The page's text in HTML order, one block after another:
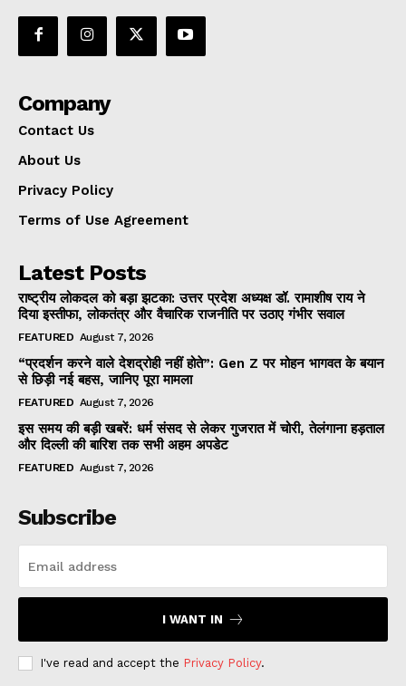
Company
Contact Us
About Us
Privacy Policy
Terms of Use Agreement
Latest Posts
राष्ट्रीय लोकदल को बड़ा झटका: उत्तर प्रदेश अध्यक्ष डॉ. रामाशीष राय ने
दिया इस्तीफा, लोकतंत्र और वैचारिक राजनीति पर उठाए गंभीर सवाल
FEATURED August 7, 2026
“प्रदर्शन करने वाले देशद्रोही नहीं होते”: Gen Z पर मोहन भागवत के बयान
से छिड़ी नई बहस, जानिए पूरा मामला
FEATURED August 7, 2026
इस समय की बड़ी खबरें: धर्म संसद से लेकर गुजरात में चोरी, तेलंगाना हड़ताल
और दिल्ली की बारिश तक सभी अहम अपडेट
FEATURED August 7, 2026
Subscribe
I WANT IN
I've read and accept the Privacy Policy.